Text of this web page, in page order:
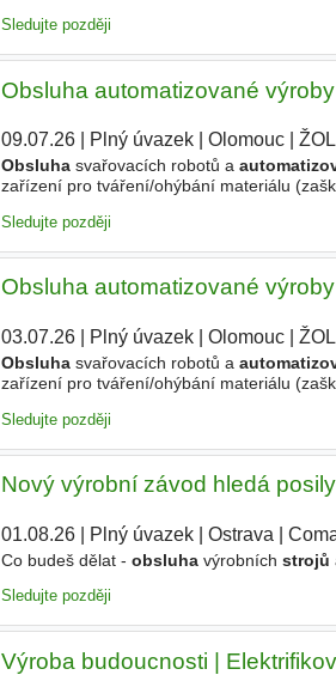
Sledujte později
Obsluha automatizované
09.07.26| Plný úvazek| Olomouc|
Obsluhasvařovacích robotů a
zařízení pro tváření/ohýbání materiálu
Sledujte později
Obsluha automatizované
03.07.26| Plný úvazek| Olomouc|
Obsluhasvařovacích robotů a
zařízení pro tváření/ohýbání materiálu
Sledujte později
Nový výrobní závod hledá
01.08.26| Plný úvazek| Ostrava
Co budeš dělat - obsluhavýrobních strojů
Sledujte později
Výroba budoucnosti |